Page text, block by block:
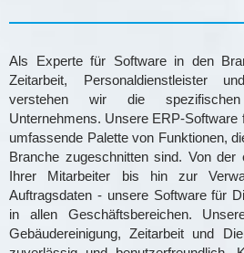
Als Experte für Software in den
Zeitarbeit, Personaldienstleister
verstehen wir die spezifischen
Unternehmens. Unsere ERP-Software
umfassende Palette von Funktionen,
Branche zugeschnitten sind. Von der
Ihrer Mitarbeiter bis hin zur
Auftragsdaten - unsere Software für
in allen Geschäftsbereichen.
Gebäudereinigung, Zeitarbeit und